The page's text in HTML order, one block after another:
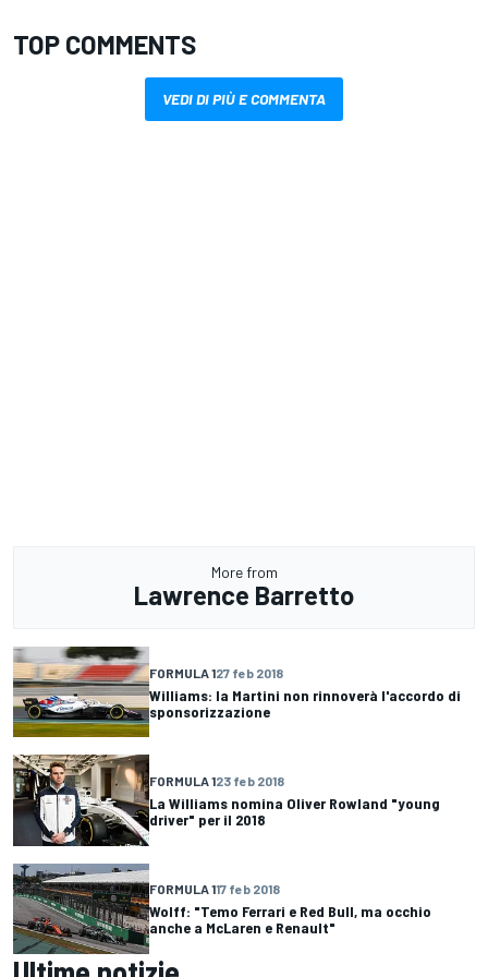
TOP COMMENTS
VEDI DI PIÙ E COMMENTA
More from
Lawrence Barretto
FORMULA 127 feb 2018
Williams: la Martini non rinnoverà l'accordo di
sponsorizzazione
FORMULA 123 feb 2018
La Williams nomina Oliver Rowland "young
driver" per il 2018
FORMULA 117 feb 2018
Wolff: "Temo Ferrari e Red Bull, ma occhio
anche a McLaren e Renault"